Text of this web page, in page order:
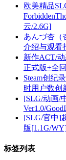
欧美精品
云/2.6G]
あんづ杏（
介绍与观看
新作ACT/
正式版+全
Steam创纪
时用户数创
[SLG/动画/
Ver1.0/
[SLG/官中]
版[1.1G/
标签列表